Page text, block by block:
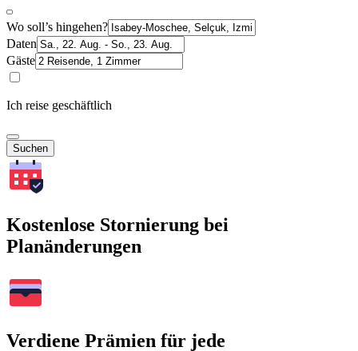
Wo soll’s hingehen?
Daten
Gäste
Ich reise geschäftlich
Suchen
Kostenlose Stornierung bei
Planänderungen
Verdiene Prämien für jede